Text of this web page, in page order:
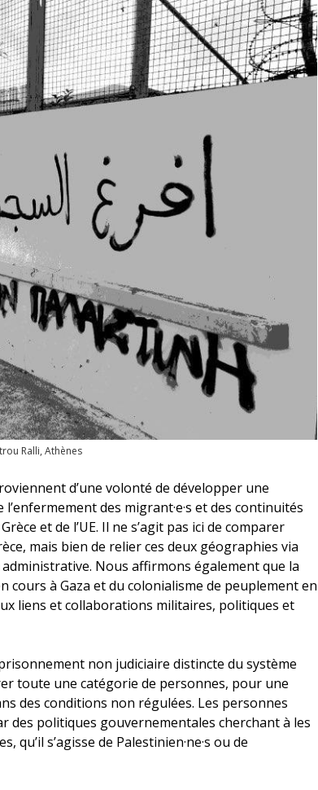
Ralli, Athènes
d’une volonté de développer une
des migrant·e·s et des continuités
et de l’UE. Il ne s’agit pas ici de comparer
mais bien de relier ces deux géographies via
Nous affirmons également que la
cours à Gaza et du colonialisme de peuplement en
liens et collaborations militaires, politiques et
non judiciaire distincte du système
toute une catégorie de personnes, pour une
des conditions non régulées. Les personnes
des politiques gouvernementales cherchant à les
s’agisse de Palestinien·ne·s ou de